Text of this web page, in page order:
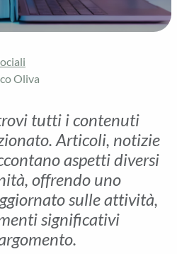
Oliva
tutti i contenuti
Articoli, notizie
aspetti diversi
offrendo uno
sulle attività,
significativi